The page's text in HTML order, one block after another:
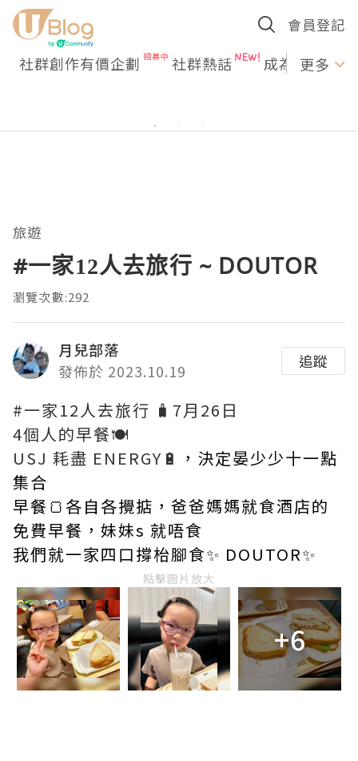
會員登記
社群創作有價企劃 社群熱話 成為U更多
旅遊
#一家12人去旅行 ~ DOUTOR
瀏覽次數:292
月兒部落
發佈於 2023.10.19
追蹤
#一家12人去旅行 🧳7月26日
4個人的早餐🍽️
USJ 耗盡 ENERGY🔋 ，決定晏少少十一點
集合
早餐🍞各自各攪掂，爸爸媽媽就食酒店的
免費早餐，妹妹s 就唔食
我們就一家四口撐枱腳食✨ DOUTOR✨
點擊圖片放大
+6